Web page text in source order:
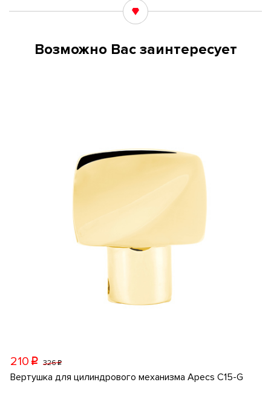
Возможно Вас заинтересует
210 p 326p
Вертушка для цилиндрового механизма Apecs C15-G